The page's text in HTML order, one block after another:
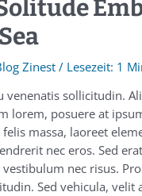
Zinest/
1
venenatis sollicitudin.
lorem, posuere at
massa, laoreet
nec eros. Sed
nec risus.
Sed vehicula, velit